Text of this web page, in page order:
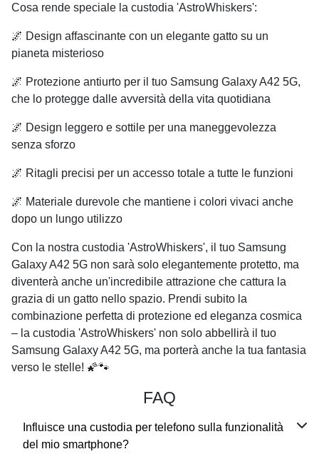
Cosa rende speciale la custodia 'AstroWhiskers':
🌌 Design affascinante con un elegante gatto su un
pianeta misterioso
🌌 Protezione antiurto per il tuo Samsung Galaxy A42 5G,
che lo protegge dalle avversità della vita quotidiana
🌌 Design leggero e sottile per una maneggevolezza
senza sforzo
🌌 Ritagli precisi per un accesso totale a tutte le funzioni
🌌 Materiale durevole che mantiene i colori vivaci anche
dopo un lungo utilizzo
Con la nostra custodia 'AstroWhiskers', il tuo Samsung
Galaxy A42 5G non sarà solo elegantemente protetto, ma
diventerà anche un'incredibile attrazione che cattura la
grazia di un gatto nello spazio. Prendi subito la
combinazione perfetta di protezione ed eleganza cosmica
– la custodia 'AstroWhiskers' non solo abbellirà il tuo
Samsung Galaxy A42 5G, ma porterà anche la tua fantasia
verso le stelle! 🌠🐾
FAQ
Influisce una custodia per telefono sulla funzionalità
del mio smartphone?